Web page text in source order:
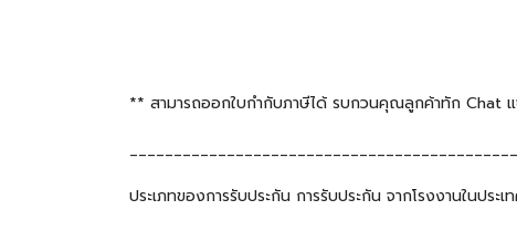
** สามารถออกใบกำกับภาษีได้ รบกวนคุณลูกค้าทัก Chat แ
ประเภทของการรับประกัน การรับประกัน จากโรงงานในประ